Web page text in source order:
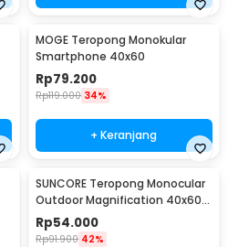
MOGE Teropong Monokular
Smartphone 40x60
Rp79.200
Rp119.000 34%
+ Keranjang
SUNCORE Teropong Monocular
Outdoor Magnification 40x60
Waterproof - 1040
Rp54.000
Rp91.900 42%